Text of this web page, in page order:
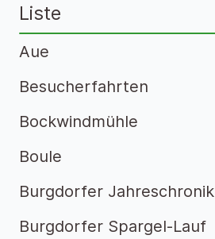
Liste
Aue
Besucherfahrten
Bockwindmühle
Boule
Burgdorfer Jahreschronik
Burgdorfer Spargel-Lauf